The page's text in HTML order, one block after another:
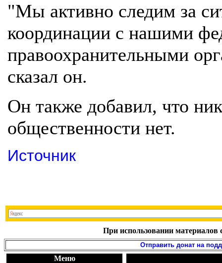
"Мы активно следим за
координации с нашими
правоохранительными
сказал он.
Он также добавил, что
общественности нет.
Источник
При использовании материалов
Отправить донат на
Меню